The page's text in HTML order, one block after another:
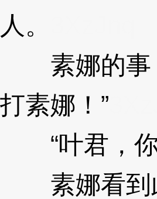
人。
素娜的事
打素娜！”
“叶君，你
素娜看到